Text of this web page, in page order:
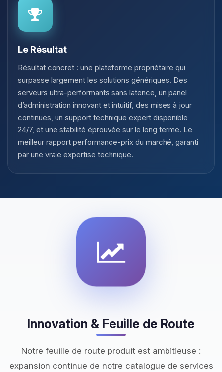
Le Résultat
Résultat concret : une plateforme propriétaire qui
surpasse largement les solutions génériques. Des
serveurs ultra-performants sans latence, un panel
d’administration innovant et intuitif, des mises à jour
continues, un support technique expert disponible
24/7, et une stabilité éprouvée sur le long terme. Le
meilleur rapport performance-prix du marché, garanti
par une vraie expertise technique.
Innovation & Feuille de Route
Notre feuille de route produit est ambitieuse :
expansion continue de notre catalogue de services